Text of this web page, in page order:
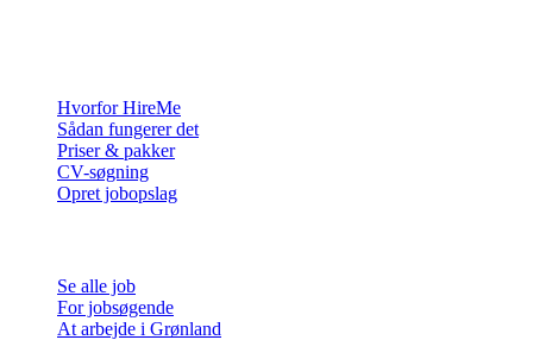
Hvorfor HireMe
Sådan fungerer det
Priser & pakker
CV-søgning
Opret jobopslag
Se alle job
For jobsøgende
At arbejde i Grønland